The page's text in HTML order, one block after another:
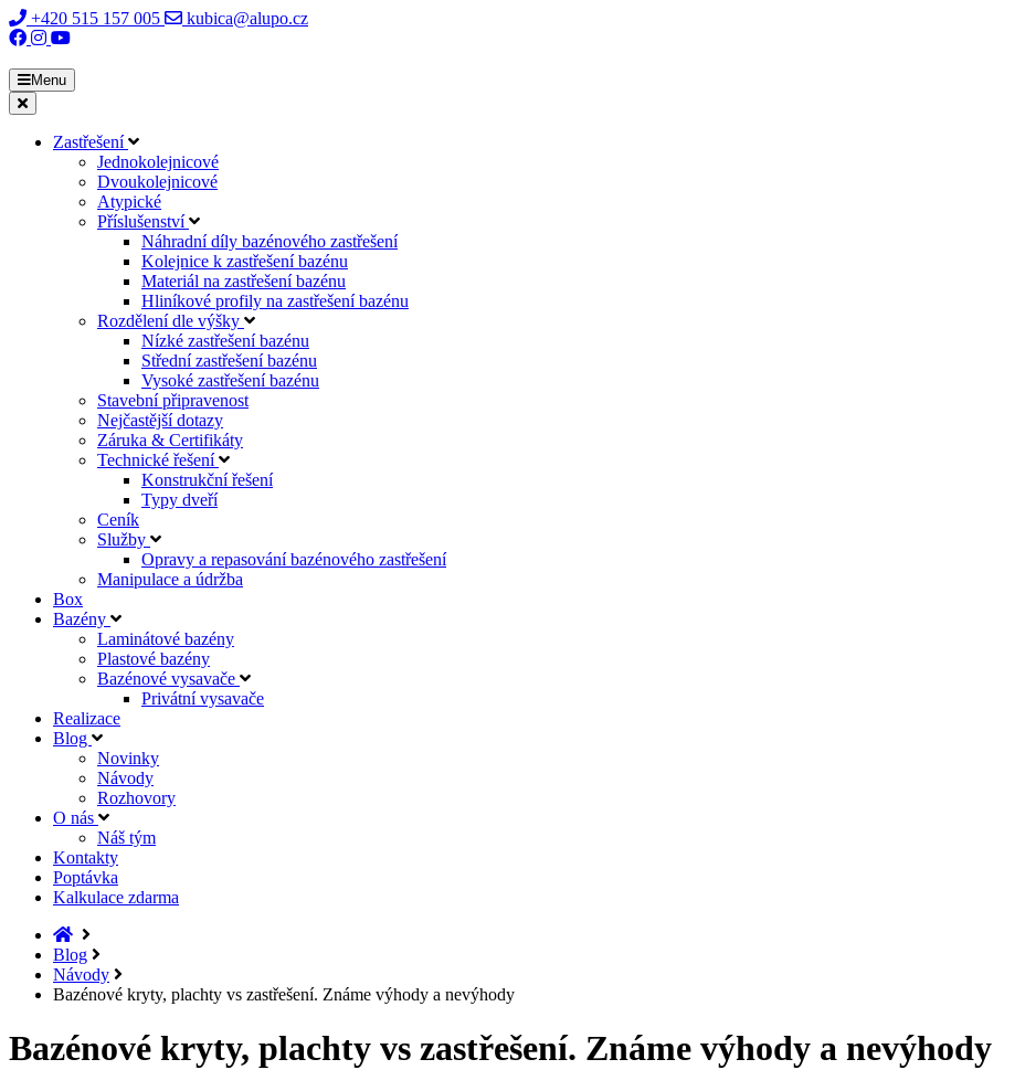
+420 515 157 005 kubica@alupo.cz
Menu
Zastřešení
Jednokolejnicové
Dvoukolejnicové
Atypické
Příslušenství
Náhradní díly bazénového zastřešení
Kolejnice k zastřešení bazénu
Materiál na zastřešení bazénu
Hliníkové profily na zastřešení bazénu
Rozdělení dle výšky
Nízké zastřešení bazénu
Střední zastřešení bazénu
Vysoké zastřešení bazénu
Stavební připravenost
Nejčastější dotazy
Záruka & Certifikáty
Technické řešení
Konstrukční řešení
Typy dveří
Ceník
Služby
Opravy a repasování bazénového zastřešení
Manipulace a údržba
Box
Bazény
Laminátové bazény
Plastové bazény
Bazénové vysavače
Privátní vysavače
Realizace
Blog
Novinky
Návody
Rozhovory
O nás
Náš tým
Kontakty
Poptávka
Kalkulace zdarma
Blog
Návody
Bazénové kryty, plachty vs zastřešení. Známe výhody a nevýhody
Bazénové kryty, plachty vs zastřešení. Známe výhody a nevýhody